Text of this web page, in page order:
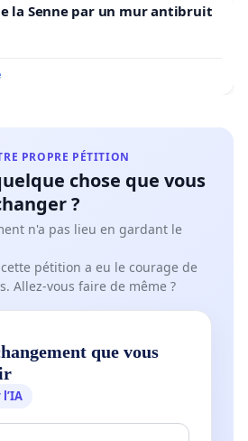
la Senne par un mur antibruit
PROPRE PÉTITION
chose que vous
?
n'a pas lieu en gardant le
pétition a eu le courage de
Allez-vous faire de même ?
que vous